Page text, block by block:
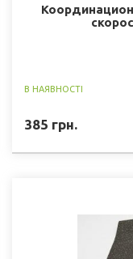
В НАЯВНОСТІ
385 грн.